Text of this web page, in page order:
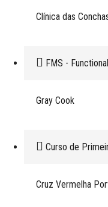
Clínica das
FMS -
Gray Cook
Curso de
Cruz Vermelha